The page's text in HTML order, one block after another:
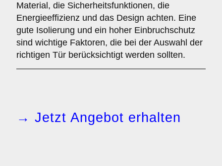
Material, die Sicherheitsfunktionen, die
Energieeffizienz und das Design achten. Eine
gute Isolierung und ein hoher Einbruchschutz
sind wichtige Faktoren, die bei der Auswahl der
richtigen Tür berücksichtigt werden sollten.
→ Jetzt Angebot erhalten